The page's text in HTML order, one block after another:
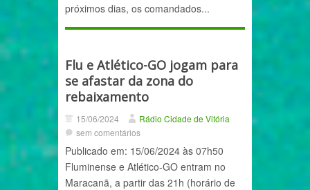
próximos dias, os comandados...
Flu e Atlético-GO jogam para
se afastar da zona do
rebaixamento
15/06/2024
Rádio Cidade de Vitória
sem comentários
Publicado em: 15/06/2024 às 07h50
Fluminense e Atlético-GO entram no
Maracanã, a partir das 21h (horário de